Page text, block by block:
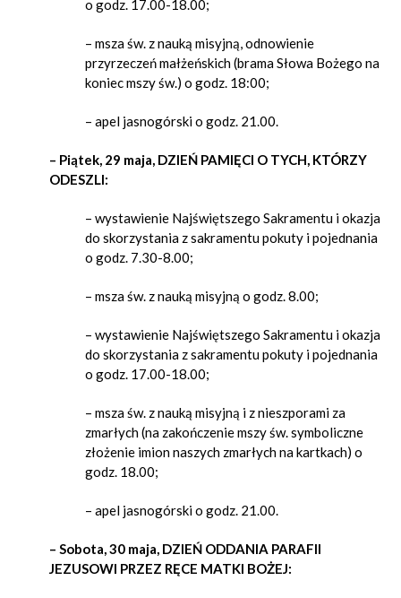
o godz. 17.00-18.00;
– msza św. z nauką misyjną, odnowienie
przyrzeczeń małżeńskich (brama Słowa Bożego na
koniec mszy św.) o godz. 18:00;
– apel jasnogórski o godz. 21.00.
– Piątek, 29 maja, DZIEŃ PAMIĘCI O TYCH, KTÓRZY
ODESZLI:
– wystawienie Najświętszego Sakramentu i okazja
do skorzystania z sakramentu pokuty i pojednania
o godz. 7.30-8.00;
– msza św. z nauką misyjną o godz. 8.00;
– wystawienie Najświętszego Sakramentu i okazja
do skorzystania z sakramentu pokuty i pojednania
o godz. 17.00-18.00;
– msza św. z nauką misyjną i z nieszporami za
zmarłych (na zakończenie mszy św. symboliczne
złożenie imion naszych zmarłych na kartkach) o
godz. 18.00;
– apel jasnogórski o godz. 21.00.
– Sobota, 30 maja, DZIEŃ ODDANIA PARAFII
JEZUSOWI PRZEZ RĘCE MATKI BOŻEJ: